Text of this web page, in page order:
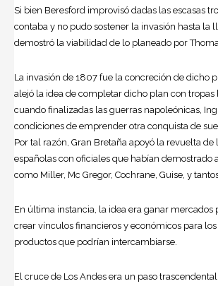
Si bien Beresford improvisó dadas las escasas
contaba y no pudo sostener la invasión hasta la
demostró la viabilidad de lo planeado por
La invasión de 1807 fue la concreción de dicho
alejó la idea de completar dicho plan con tropas
cuando finalizadas las guerras napoleónicas,
condiciones de emprender otra conquista de
Por tal razón, Gran Bretaña apoyó la revuelta de
españolas con oficiales que habían demostrado
como Miller, Mc Gregor, Cochrane, Guise, y
En última instancia, la idea era ganar mercados
crear vínculos financieros y económicos para
productos que podrían intercambiarse.
El cruce de Los Andes era un paso